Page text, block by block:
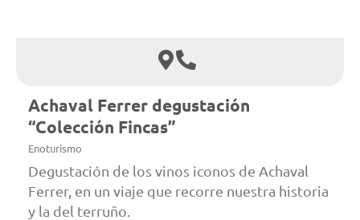
Achaval Ferrer degustación
“Colección Fincas”
Enoturismo
Degustación de los vinos iconos de Achaval
Ferrer, en un viaje que recorre nuestra historia
y la del terruño.